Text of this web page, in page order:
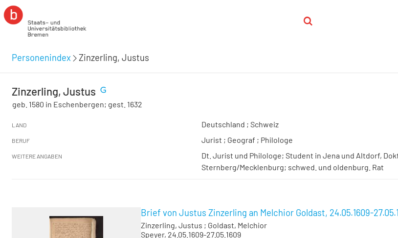
Personenindex Zinzerling, Justus
Zinzerling, Justus
geb. 1580 in Eschenbergen; gest. 1632
LAND Deutschland ; Schweiz
BERUF Jurist ; Geograf ; Philologe
WEITERE ANGABEN
Dt. Jurist und Philologe; Student in Jena und Altdorf,
Sternberg/Mecklenburg; schwed. und oldenburg. Rat
Brief von Justus Zinzerling an Melchior Goldast, 24.05.1609-
Zinzerling, Justus ; Goldast, Melchior
Speyer, 24.05.1609-27.05.1609